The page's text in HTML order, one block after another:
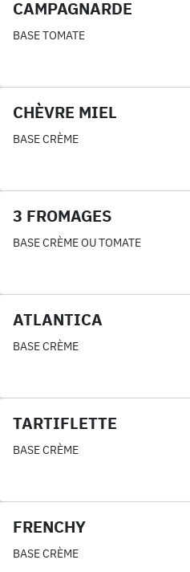
CAMPAGNARDE
BASE TOMATE
CHÈVRE MIEL
BASE CRÈME
3 FROMAGES
BASE CRÈME OU TOMATE
ATLANTICA
BASE CRÈME
TARTIFLETTE
BASE CRÈME
FRENCHY
BASE CRÈME